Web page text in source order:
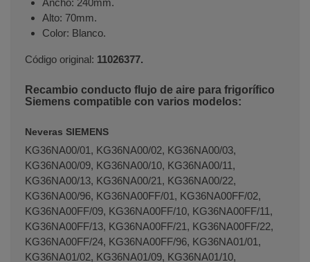
Alto: 70mm.
Color: Blanco.
Código original: 11026377.
Recambio conducto flujo de aire para frigorífico
Siemens compatible con varios modelos:
Neveras SIEMENS
KG36NA00/01, KG36NA00/02, KG36NA00/03,
KG36NA00/09, KG36NA00/10, KG36NA00/11,
KG36NA00/13, KG36NA00/21, KG36NA00/22,
KG36NA00/96, KG36NA00FF/01, KG36NA00FF/02,
KG36NA00FF/09, KG36NA00FF/10, KG36NA00FF/11,
KG36NA00FF/13, KG36NA00FF/21, KG36NA00FF/22,
KG36NA00FF/24, KG36NA00FF/96, KG36NA01/01,
KG36NA01/02, KG36NA01/09, KG36NA01/10,
Terminal de consulta○ Motor activo -Damper
nevera SIEMENS (11026377)